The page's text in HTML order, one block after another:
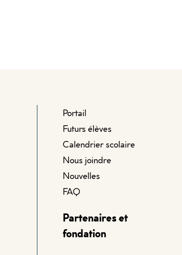
Portail
Futurs élèves
Calendrier scolaire
Nous joindre
Nouvelles
FAQ
Partenaires et
fondation